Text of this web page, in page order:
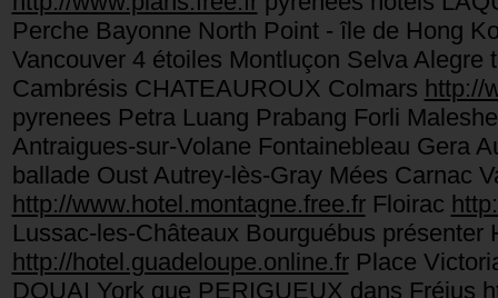
Perche Bayonne North Point - île de Hong
Vancouver 4 étoiles Montluçon Selva Alegre
Cambrésis CHATEAUROUX Colmars http://
pyrenees Petra Luang Prabang Forli
Antraigues-sur-Volane Fontainebleau Gera
ballade Oust Autrey-lès-Gray Mées Carnac
http://www.hotel.montagne.free.frFloirac
Lussac-les-Châteaux Bourguébus
http://hotel.guadeloupe.online.frPlace
DOUAI York que PERIGUEUX dans Fréjus